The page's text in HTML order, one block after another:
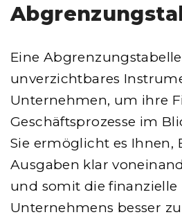
Eine
unverzichtbares
Unternehmen, um ihre
Geschäftsprozesse im
Sie ermöglicht es Ihnen,
Ausgaben klar
und somit die finanzielle
Unternehmens besser